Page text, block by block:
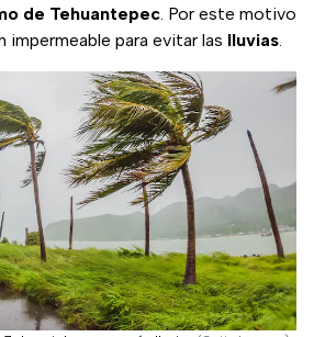
de Tehuantepec. Por este motivo
impermeable para evitar las lluvias.